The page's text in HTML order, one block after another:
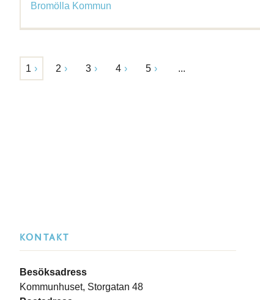
Bromölla Kommun
1 2 3 4 5 ...
KONTAKT
Besöksadress
Kommunhuset, Storgatan 48